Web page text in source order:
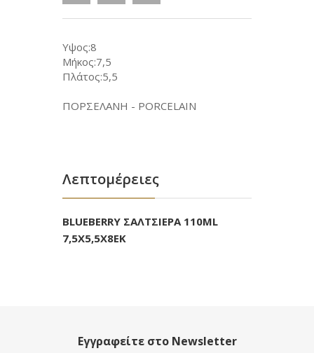
Υψος:8
Μήκος:7,5
Πλάτος:5,5
ΠΟΡΣΕΛΑΝΗ - PORCELAIN
Λεπτομέρειες
BLUEBERRY ΣΑΛΤΣΙΕΡΑ 110ML
7,5X5,5X8ΕΚ
Εγγραφείτε στο Newsletter